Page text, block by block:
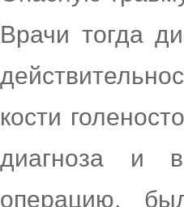
Врачи тогда
кости
диагноза и в
операцию,